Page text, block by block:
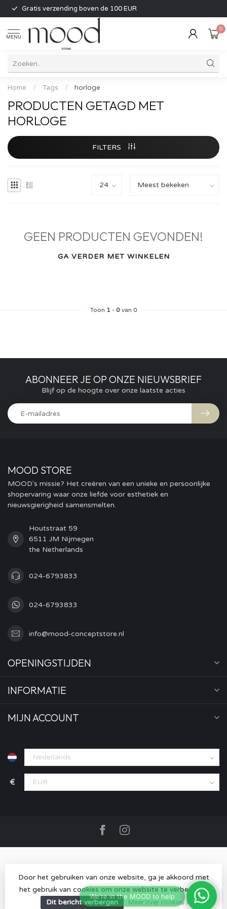
Gratis verzending boven de 100 EUR
MENU
0
Home / Tags / horloge
PRODUCTEN GETAGD MET
HORLOGE
FILTERS
GEEN PRODUCTEN GEVONDEN!
GA VERDER MET WINKELEN
Toon 1 - 0van 0
ABONNEER JE OP ONZE NIEUWSBRIEF
Blijf op de hoogte over onze laatste acties
MOOD STORE
MOOD's missie? Het creëren van een unieke en persoonlijke
shopervaring waar onze liefde voor esthetiek en
nieuwsgierigheid samensmelten.
Houtstraat 59
6511 JM Nijmegen
the Netherlands
024-6793833
024-6793833
info@mood-conceptstore.nl
OPENINGSTIJDEN
INFORMATIE
MIJN ACCOUNT
€
© Copyright 2026 MOOD store- Powered byLightspeed-
Lightspeed designby Dyvelopment
Door het gebruiken van onze website, ga je akkoord met
het gebruik van cookies om onze website te verbeteren.
Dit bericht verbergen
Meer over cookies »